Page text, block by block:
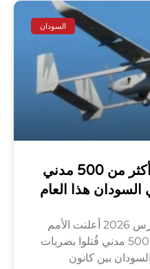
السودان
الأمم المتحدة: مقتل أكثر من 500 مدني
هذا العام
أ ف ب/ مدار: 24 آذار/ مارس 2026 أعلنت الأمم
المتحدة الثلاثاء أن أكثر من 500 مدني قُتلوا بضربات
بين كانون